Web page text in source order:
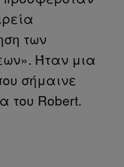
των
Ήταν μια
σήμαινε
του Robert.